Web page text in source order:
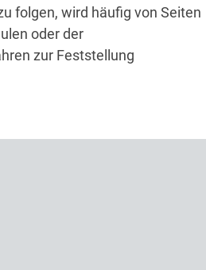
folgen, wird häufig von Seiten
oder der
zur Feststellung